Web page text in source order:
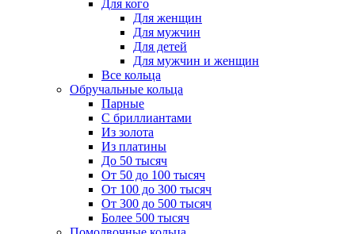
Для кого
Для женщин
Для мужчин
Для детей
Для мужчин и женщин
Все кольца
Обручальные кольца
Парные
С бриллиантами
Из золота
Из платины
До 50 тысяч
От 50 до 100 тысяч
От 100 до 300 тысяч
От 300 до 500 тысяч
Более 500 тысяч